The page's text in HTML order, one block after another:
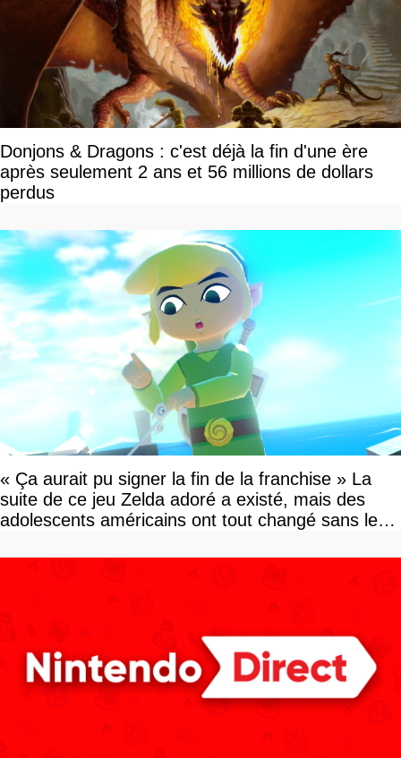
Donjons & Dragons : c'est déjà la fin d'une ère
après seulement 2 ans et 56 millions de dollars
perdus
« Ça aurait pu signer la fin de la franchise » La
suite de ce jeu Zelda adoré a existé, mais des
adolescents américains ont tout changé sans le